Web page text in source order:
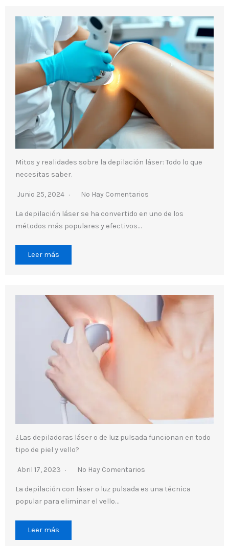
Mitos y realidades sobre la depilación láser: Todo lo que
necesitas saber.
Junio 25, 2024 No Hay Comentarios
La depilación láser se ha convertido en uno de los
métodos más populares y efectivos…
Leer más
¿Las depiladoras láser o de luz pulsada funcionan en todo
tipo de piel y vello?
Abril 17, 2023 No Hay Comentarios
La depilación con láser o luz pulsada es una técnica
popular para eliminar el vello…
Leer más